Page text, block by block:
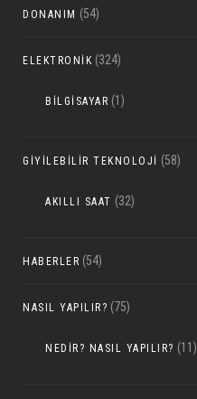
DONANIM (54)
ELEKTRONIK (324)
BILGISAYAR (1)
GIYILEBILIR TEKNOLOJI (58)
AKILLI SAAT (32)
HABERLER (54)
NASIL YAPILIR? (75)
NEDIR? NASIL YAPILIR? (11)